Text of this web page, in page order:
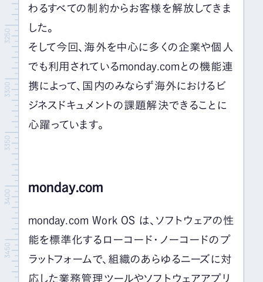
わるすべての制約からお客様を解放してきま
した。
そして今回、海外を中心に多くの企業や個人
でも利用されているmonday.com との機能連
携によって、国内のみならず海外におけるビ
ジネスドキュメントの課題解決できることに
心躍っています。
monday.com
monday.com Work OS は、ソフトウェアの性
能を標準化するローコード・ノーコードのプ
ラットフォームで、組織のあらゆるニーズに対
応した業務管理ツールやソフトウェアアプリ